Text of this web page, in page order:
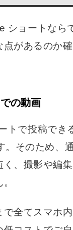
ショートなら
点があるのか
の動画
トで投稿でき
。そのため、
、撮影や編
で全てスマホ